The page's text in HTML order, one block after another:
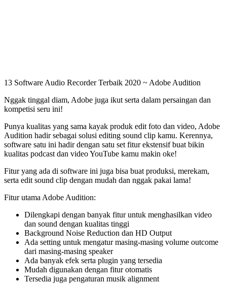
13 Software Audio Recorder Terbaik 2020 ~ Adobe Audition
Nggak tinggal diam, Adobe juga ikut serta dalam persaingan dan
kompetisi seru ini!
Punya kualitas yang sama kayak produk edit foto dan video, Adobe
Audition hadir sebagai solusi editing sound clip kamu. Kerennya,
software satu ini hadir dengan satu set fitur ekstensif buat bikin
kualitas podcast dan video YouTube kamu makin oke!
Fitur yang ada di software ini juga bisa buat produksi, merekam,
serta edit sound clip dengan mudah dan nggak pakai lama!
Fitur utama Adobe Audition:
Dilengkapi dengan banyak fitur untuk menghasilkan video
dan sound dengan kualitas tinggi
Background Noise Reduction dan HD Output
Ada setting untuk mengatur masing-masing volume outcome
dari masing-masing speaker
Ada banyak efek serta plugin yang tersedia
Mudah digunakan dengan fitur otomatis
Tersedia juga pengaturan musik alignment